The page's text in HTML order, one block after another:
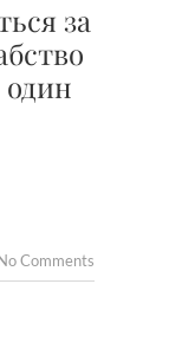
за
Comments